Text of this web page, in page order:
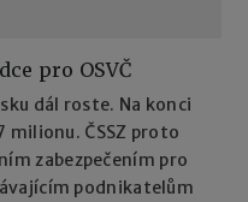
pro OSVČ
dál roste. Na konci
milionu. ČSSZ proto
zabezpečením pro
podnikatelům